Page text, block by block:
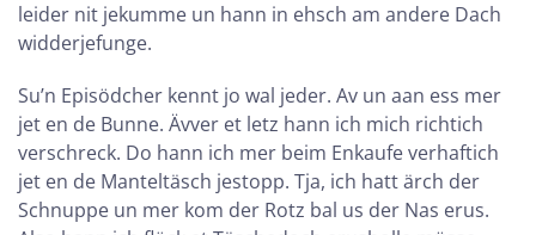
leider nit jekumme un hann in ehsch am andere Dach
widderjefunge.
Su’n Episödcher kennt jo wal jeder. Av un aan ess mer
jet en de Bunne. Ävver et letz hann ich mich richtich
verschreck. Do hann ich mer beim Enkaufe verhaftich
jet en de Manteltäsch jestopp. Tja, ich hatt ärch der
Schnuppe un mer kom der Rotz bal us der Nas erus.